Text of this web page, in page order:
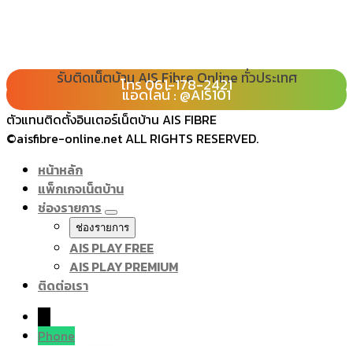
รับติดเน็ตบ้าน AIS Fibre Online ทั่วประเทศ
โทร 080-065-2989โทร 061-178-2421
Line : @ais101 แอดไลน์ : @AIS101
ตัวแทนติดตั้งอินเตอร์เน็ตบ้าน AIS FIBRE
©aisfibre-online.net ALL RIGHTS RESERVED.
หน้าหลัก
แพ็กเกจเน็ตบ้าน
ช่องรายการ
ช่องรายการ
AIS PLAY FREE
AIS PLAY PREMIUM
ติดต่อเรา
Phone